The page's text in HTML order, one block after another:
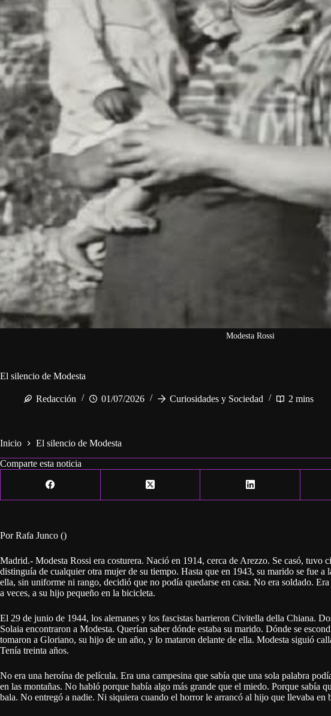
Modesta Rossi
El silencio de Modesta
Redacción 01/07/2026 Curiosidades y Sociedad 2 mins
Inicio
El silencio de Modesta
Comparte esta noticia
Por Rafa Junco ()
Madrid.- Modesta Rossi era costurera. Nació en 1914, cerca de Arezzo. Se casó, tuvo
distinguía de cualquier otra mujer de su tiempo. Hasta que en 1943, su marido se fue a
ella, sin uniforme ni rango, decidió que no podía quedarse en casa. No era soldado.
a veces, a su hijo pequeño en la bicicleta.
El 29 de junio de 1944, los alemanes y los fascistas barrieron Civitella della Chiana.
Solaia encontraron a Modesta. Querían saber dónde estaba su marido. Dónde se
tomaron a Gloriano, su hijo de un año, y lo mataron delante de ella. Modesta siguió
Tenía treinta años.
No era una heroína de película. Era una campesina que sabía que una sola palabra
en las montañas. No habló porque había algo más grande que el miedo. Porque sabía
bala. No entregó a nadie. Ni siquiera cuando el horror le arrancó al hijo que llevaba en